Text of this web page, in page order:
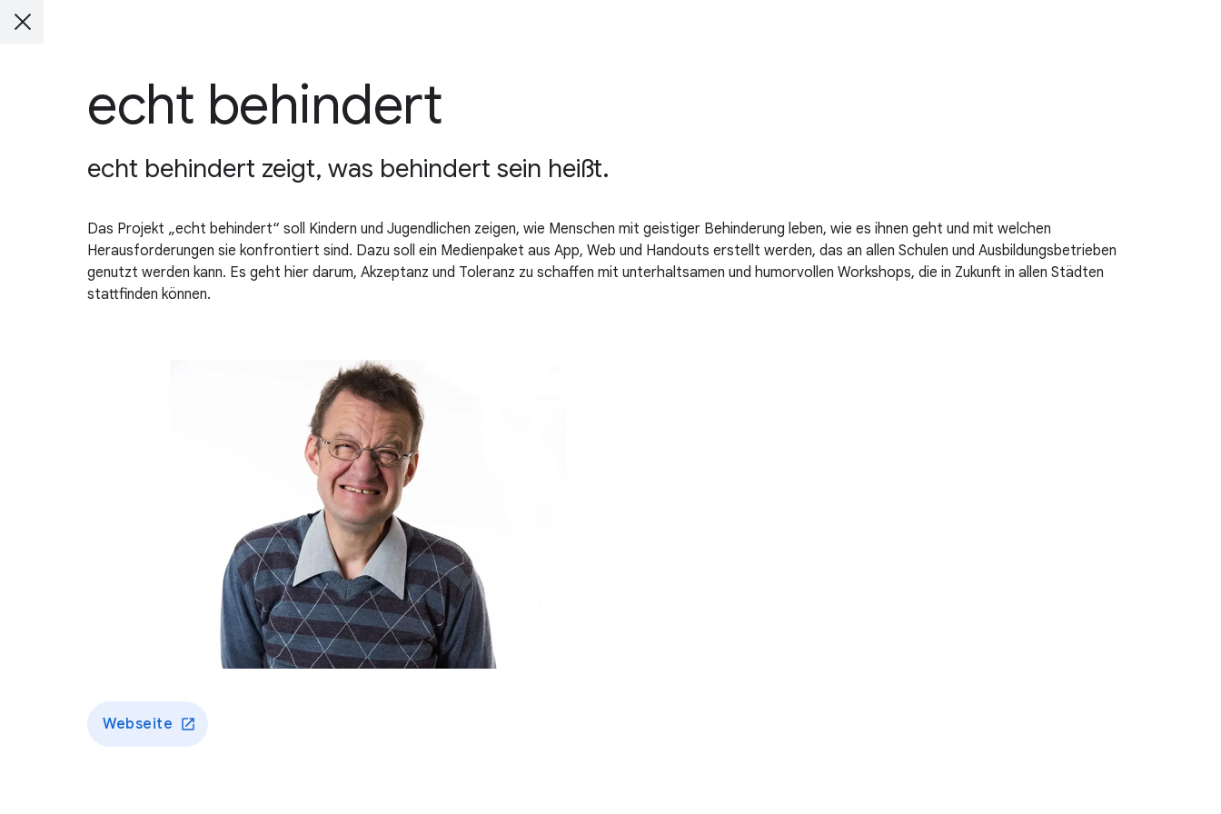
echt behindert
echt behindert zeigt, was behindert sein heißt.
Das Projekt „echt behindert“ soll Kindern und Jugendlichen zeigen, wie Menschen mit geistiger Behinderung leben, wie es ihnen geht und mit welchen
Herausforderungen sie konfrontiert sind. Dazu soll ein Medienpaket aus App, Web und Handouts erstellt werden, das an allen Schulen und Ausbildungsbetrieben
genutzt werden kann. Es geht hier darum, Akzeptanz und Toleranz zu schaffen mit unterhaltsamen und humorvollen Workshops, die in Zukunft in allen Städten
stattfinden können.
Webseite